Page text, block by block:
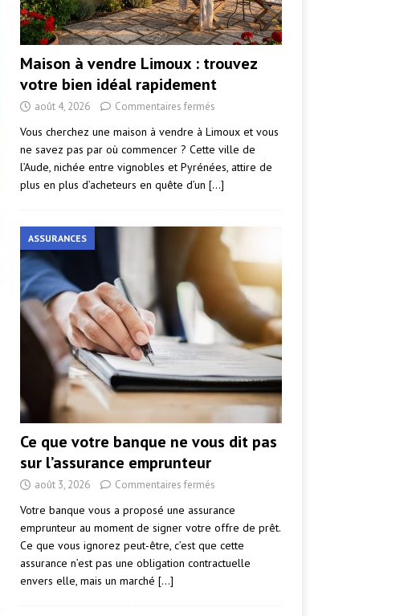
Maison à vendre Limoux : trouvez
votre bien idéal rapidement
août 4, 2026 Commentaires fermés
Vous cherchez une maison à vendre à Limoux et vous
ne savez pas par où commencer ? Cette ville de
l’Aude, nichée entre vignobles et Pyrénées, attire de
plus en plus d’acheteurs en quête d’un […]
ASSURANCES
Ce que votre banque ne vous dit pas
sur l’assurance emprunteur
août 3, 2026 Commentaires fermés
Votre banque vous a proposé une assurance
emprunteur au moment de signer votre offre de prêt.
Ce que vous ignorez peut-être, c’est que cette
assurance n’est pas une obligation contractuelle
envers elle, mais un marché […]